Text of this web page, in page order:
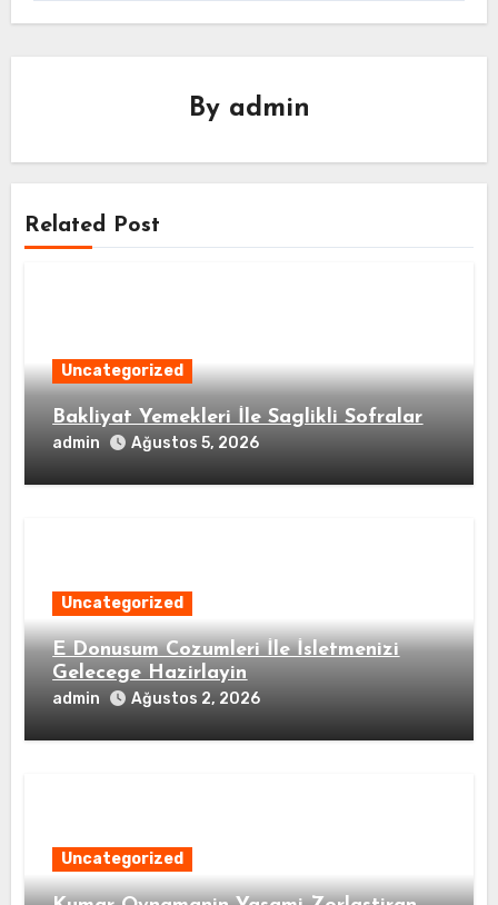
By admin
Related Post
Uncategorized
Bakliyat Yemekleri İle Saglikli Sofralar
admin Ağustos 5, 2026
Uncategorized
E Donusum Cozumleri İle İsletmenizi
Gelecege Hazirlayin
admin Ağustos 2, 2026
Uncategorized